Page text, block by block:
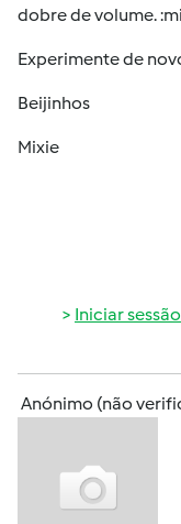
dobre de volume.
Experimente de
Beijinhos
Mixie
Iniciar sessão
Anónimo (não